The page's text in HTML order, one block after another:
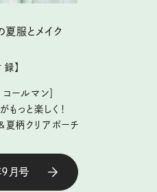
夏服とメイク
録】
コールマン］
っと楽しく！
夏柄クリアポーチ
月号